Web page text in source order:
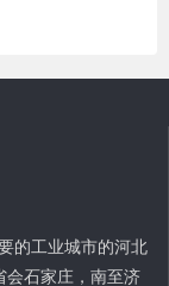
的工业城市的河北
会石家庄，南至济